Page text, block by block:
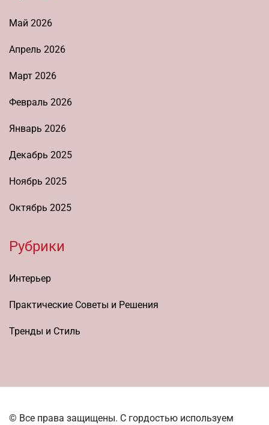
Май 2026
Апрель 2026
Март 2026
Февраль 2026
Январь 2026
Декабрь 2025
Ноябрь 2025
Октябрь 2025
Рубрики
Интерьер
Практические Советы и Решения
Тренды и Стиль
© Все права защищены. С гордостью используем